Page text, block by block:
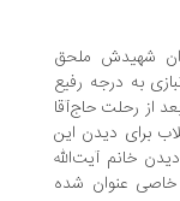
ملحق
به درجه رفیع
حاج‌آقا
دیدن این
آیت‌الله
شده